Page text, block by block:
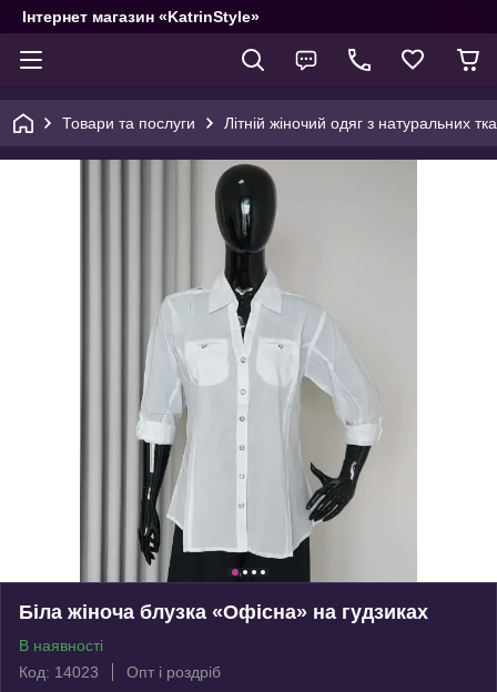
Інтернет магазин «KatrinStyle»
Товари та послуги Літній жіночий одяг з натуральних
Біла жіноча блузка «Офісна» на гудзиках
В наявності
Код: 14023
Опт і роздріб